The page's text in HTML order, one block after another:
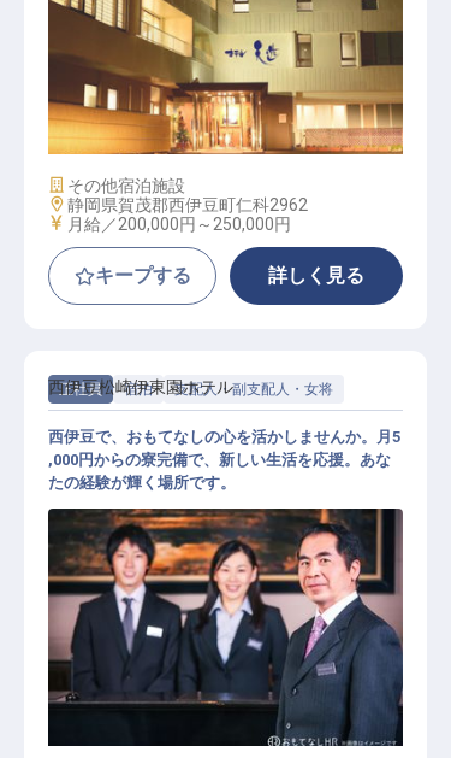
調理（和食）
施設業態
その他宿泊施設
勤務地
静岡県賀茂郡西伊豆町仁科2962
給与
月給／200,000円～ 250,000円
キープする 詳しく見る
正社員 宿泊 支配人・副支配人・女将
支配人候補
西伊豆松崎伊東園ホテル
西伊豆で、おもてなしの心を活かしませんか。月5
,000円からの寮完備で、新しい生活を応援。あな
たの経験が輝く場所です。